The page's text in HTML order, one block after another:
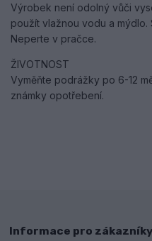
Výrobek není odolný vůči
použít vlažnou vodu a
Neperte v pračce.
ŽIVOTNOST
Vyměňte podrážky po 6-12
známky opotřebení.
Informace pro zákazníky